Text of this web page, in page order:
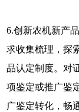
6.创新农机新产
求收集梳理，探
品认定制度。对
项鉴定或推广鉴
广鉴定转化，畅